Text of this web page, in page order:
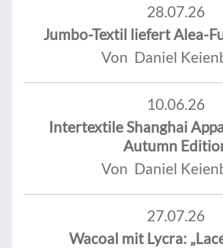
28.07.26
Jumbo-Textil liefert Alea-
Von Daniel
10.06.26
Intertextile Shanghai
Autumn
Von Daniel
27.07.26
Wacoal mit Lycra: